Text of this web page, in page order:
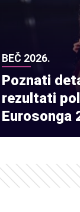
BEČ 2026.
Poznati
rezultati
Eurosonga